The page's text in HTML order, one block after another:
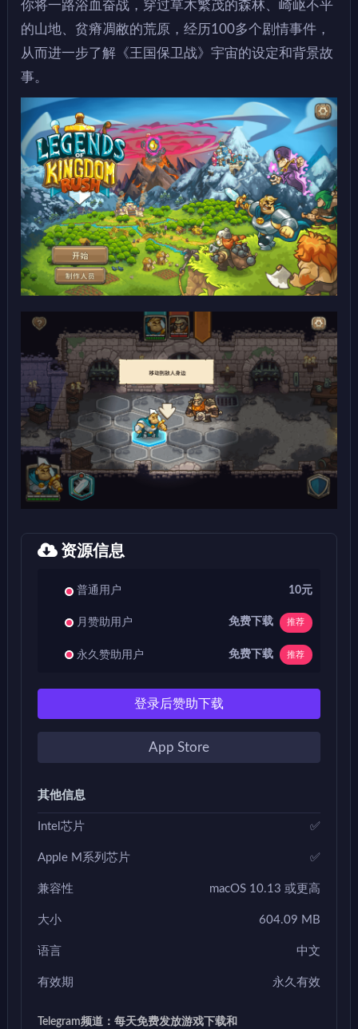
你将一路浴血奋战，穿过草木繁茂的森林、崎岖不平
的山地、贫瘠凋敝的荒原，经历100多个剧情事件，
从而进一步了解《王国保卫战》宇宙的设定和背景故
事。
资源信息
普通用户 10元
月赞助用户 免费下载 推荐
永久赞助用户 免费下载 推荐
登录后赞助下载
App Store
其他信息
Intel芯片 ✅
Apple M系列芯片 ✅
兼容性 macOS 10.13 或更高
大小 604.09 MB
语言 中文
有效期 永久有效
Telegram频道：每天免费发放游戏下载和